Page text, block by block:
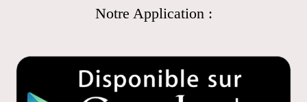
Notre Application :